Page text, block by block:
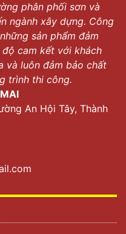
phân phối sơn và
ngành xây dựng. Công
sản phẩm đảm
cam kết với khách
và luôn đảm bảo chất
trình thi công.
An Hội Tây, Thành